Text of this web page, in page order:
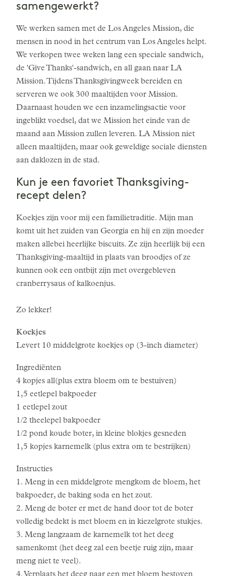
samengewerkt?
We werken samen met de Los Angeles Mission, die
mensen in nood in het centrum van Los Angeles helpt.
We verkopen twee weken lang een speciale sandwich,
de 'Give Thanks'-sandwich, en all gaan naar LA
Mission. Tijdens Thanksgivingweek bereiden en
serveren we ook 300 maaltijden voor Mission.
Daarnaast houden we een inzamelingsactie voor
ingeblikt voedsel, dat we Mission het einde van de
maand aan Mission zullen leveren. LA Mission niet
alleen maaltijden, maar ook geweldige sociale diensten
aan daklozen in de stad.
Kun je een favoriet Thanksgiving-
recept delen?
Koekjes zijn voor mij een familietraditie. Mijn man
komt uit het zuiden van Georgia en hij en zijn moeder
maken allebei heerlijke biscuits. Ze zijn heerlijk bij een
Thanksgiving-maaltijd in plaats van broodjes of ze
kunnen ook een ontbijt zijn met overgebleven
cranberrysaus of kalkoenjus.
Zo lekker!
Koekjes
Levert 10 middelgrote koekjes op (3-inch diameter)
Ingrediënten
4 kopjes all(plus extra bloem om te bestuiven)
1,5 eetlepel bakpoeder
1 eetlepel zout
1/2 theelepel bakpoeder
1/2 pond koude boter, in kleine blokjes gesneden
1,5 kopjes karnemelk (plus extra om te bestrijken)
Instructies
1. Meng in een middelgrote mengkom de bloem, het
bakpoeder, de baking soda en het zout.
2. Meng de boter er met de hand door tot de boter
volledig bedekt is met bloem en in kiezelgrote stukjes.
3. Meng langzaam de karnemelk tot het deeg
samenkomt (het deeg zal een beetje ruig zijn, maar
meng niet te veel).